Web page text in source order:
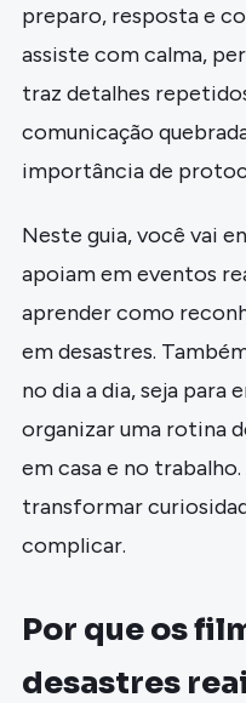
preparo, resposta e
assiste com calma,
traz detalhes
comunicação
importância de
Neste guia, você vai
apoiam em eventos
aprender como
em desastres.
no dia a dia, seja para
organizar uma rotina
em casa e no
transformar
complicar.
Por que os
desastres